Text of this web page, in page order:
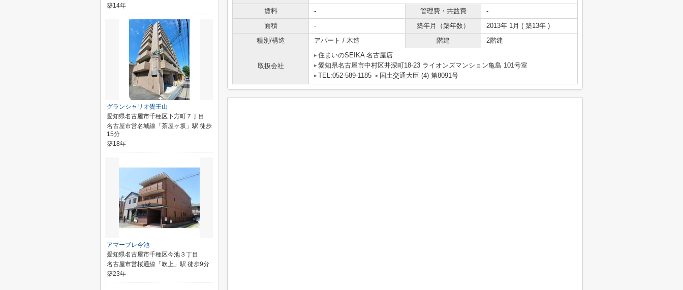
賃料 - 管理費・共益費
-
面積
- 築年月（築年数）
2013年 1月 ( 築13年 )
種別/構造
アパート / 木造 階建 2階建
取扱会社
住まいのSEIKA 名古屋店
愛知県名古屋市中村区井深町18-23 ライオンズマンション亀島 101号室
TEL:052-589-1185
国土交通大臣 (4) 第8091号
築14年
グランシャリオ覺王山
愛知県名古屋市千種区下方町７丁目
名古屋市営名城線「茶屋ヶ坂」駅 徒歩
15分
築18年
アマーブレ今池
愛知県名古屋市千種区今池３丁目
名古屋市営桜通線「吹上」駅 徒歩9分
築23年